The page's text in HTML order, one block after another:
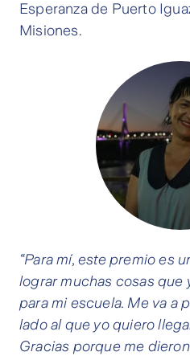
Esperanza de Puerto
Misiones.
“Para mí, este premio es
lograr muchas cosas que
para mi escuela. Me va a
lado al que yo quiero
Gracias porque me